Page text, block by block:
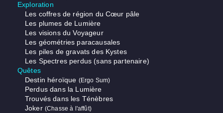
Exploration
Les coffres de région du Cœur pâle
Les plumes de Lumière
Les visions du Voyageur
Les géométries paracausales
Les piles de gravats des Kystes
Les Spectres perdus (sans partenaire)
Quêtes
Destin héroïque (Ergo Sum)
Perdus dans la Lumière
Trouvés dans les Ténèbres
Joker (Chasse à l'affût)